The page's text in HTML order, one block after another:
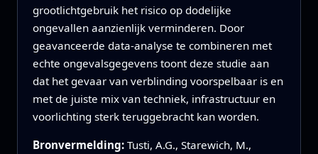
grootlichtgebruik het risico op dodelijke
ongevallen aanzienlijk verminderen. Door
geavanceerde data-analyse te combineren met
echte ongevalsgegevens toont deze studie aan
dat het gevaar van verblinding voorspelbaar is en
met de juiste mix van techniek, infrastructuur en
voorlichting sterk teruggebracht kan worden.
Bronvermelding: Tusti, A.G., Starewich, M.,